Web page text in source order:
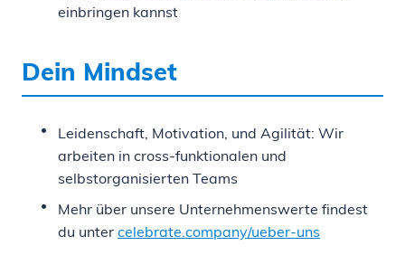
einbringen kannst
Dein Mindset
Leidenschaft, Motivation, und Agilität: Wir
arbeiten in cross-funktionalen und
selbstorganisierten Teams
Mehr über unsere Unternehmenswerte findest
du unter celebrate.company/ueber-uns